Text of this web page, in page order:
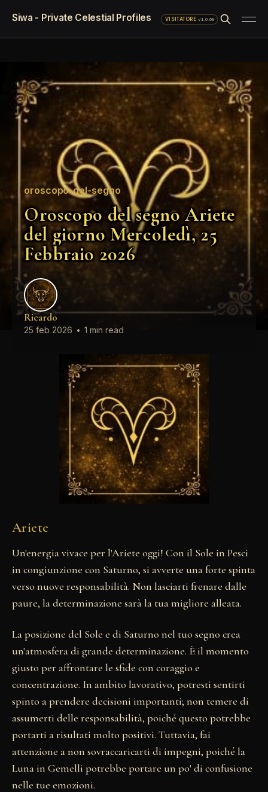
Siwa - Private Celestial Profiles VISITATORE·v1.0.69
oroscopo-del-segno
Oroscopo del segno Ariete
del giorno Mercoledì, 25
Febbraio 2026
Ricardo
25 feb 2026 • 1 min read
Ariete
Un'energia vivace per l'Ariete oggi! Con il Sole in Pesci
in congiunzione con Saturno, si avverte una forte spinta
verso nuove responsabilità. Non lasciarti frenare dalle
paure, la determinazione sarà la tua migliore alleata.
La posizione del Sole e di Saturno nel tuo segno crea
un'atmosfera di grande determinazione. È il momento
giusto per affrontare le sfide con coraggio e
concentrazione. In ambito lavorativo, potresti sentirti
spinto a prendere decisioni importanti; non temere di
assumerti delle responsabilità, poiché questo potrebbe
portarti a risultati molto positivi. Tuttavia, fai
attenzione a non sovraccaricarti di impegni, poiché la
Luna in Gemelli potrebbe portare un po' di confusione
nelle tue emozioni.